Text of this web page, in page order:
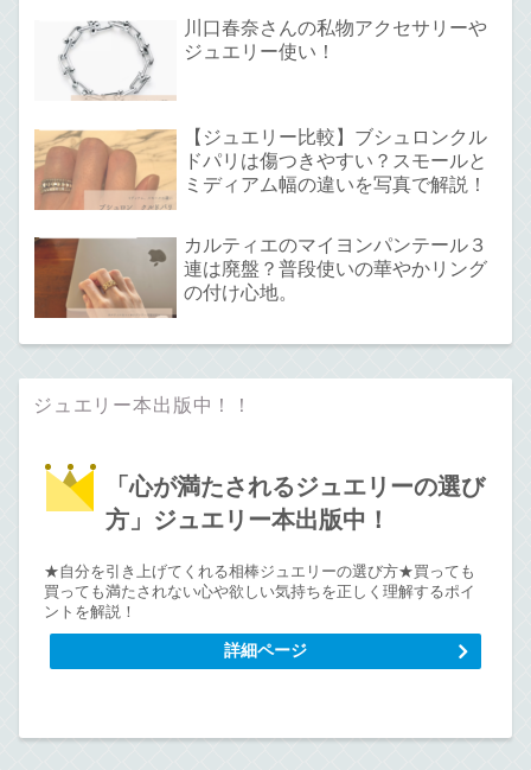
川口春奈さんの私物アクセサリーや
ジュエリー使い！
【ジュエリー比較】ブシュロンクル
ドパリは傷つきやすい？スモールと
ミディアム幅の違いを写真で解説！
カルティエのマイヨンパンテール３
連は廃盤？普段使いの華やかリング
の付け心地。
ジュエリー本出版中！！
「心が満たされるジュエリーの選び
方」ジュエリー本出版中！
★自分を引き上げてくれる相棒ジュエリーの選び方★買っても
買っても満たされない心や欲しい気持ちを正しく理解するポイ
ントを解説！
詳細ページ